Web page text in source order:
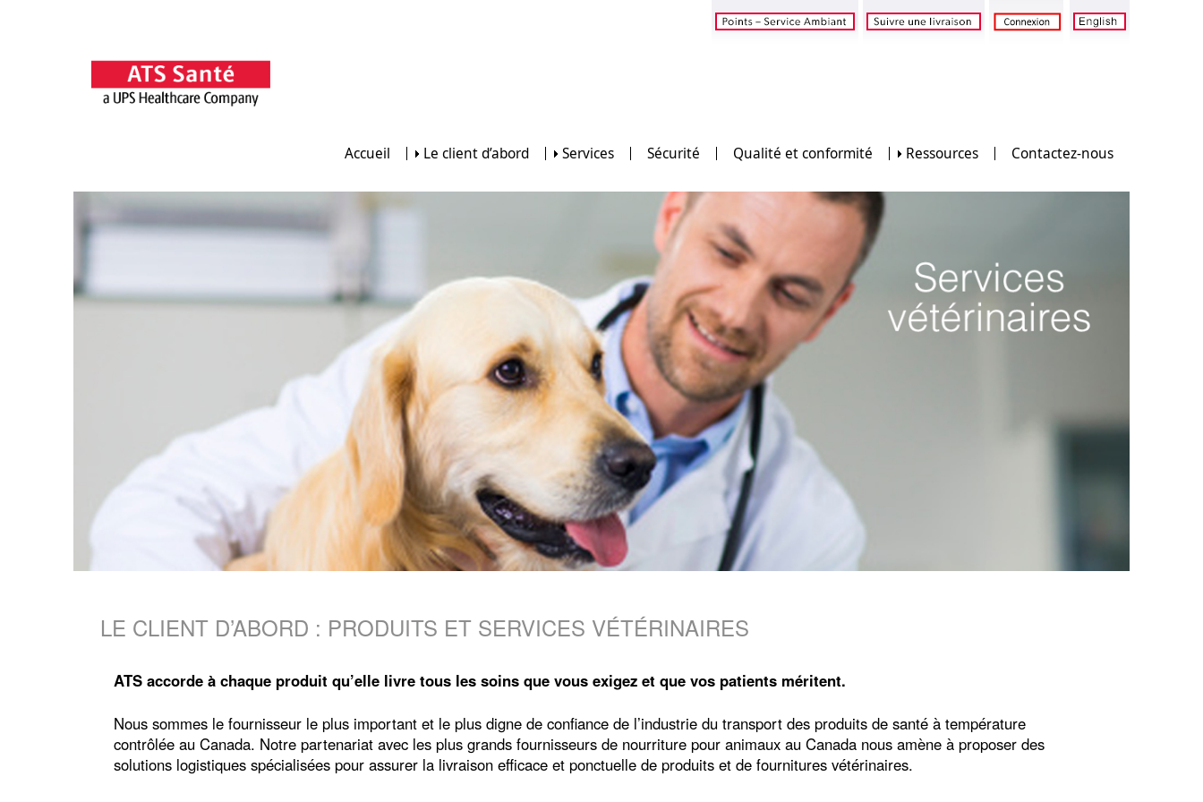
Accueil Le client d’abord Services Sécurité Qualité et conformité Ressources Contactez-nous
LE CLIENT D’ABORD : PRODUITS ET SERVICES VÉTÉRINAIRES
ATS accorde à chaque produit qu’elle livre tous les soins que vous exigez et que vos patients méritent.
Nous sommes le fournisseur le plus important et le plus digne de confiance de l’industrie du transport des produits de santé à température
contrôlée au Canada. Notre partenariat avec les plus grands fournisseurs de nourriture pour animaux au Canada nous amène à proposer des
solutions logistiques spécialisées pour assurer la livraison efficace et ponctuelle de produits et de fournitures vétérinaires.